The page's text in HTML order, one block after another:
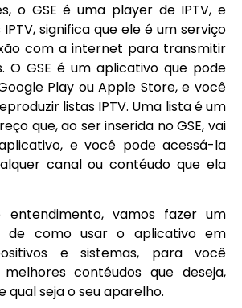
o GSE é uma player de IPTV, e
significa que ele é um serviço
com a internet para transmitir
O GSE é um aplicativo que pode
Play ou Apple Store, e você
listas IPTV. Uma lista é um
que, ao ser inserida no GSE, vai
e você pode acessá-la
canal ou contéudo que ela
entendimento, vamos fazer um
de como usar o aplicativo em
e sistemas, para você
contéudos que deseja,
qual seja o seu aparelho.